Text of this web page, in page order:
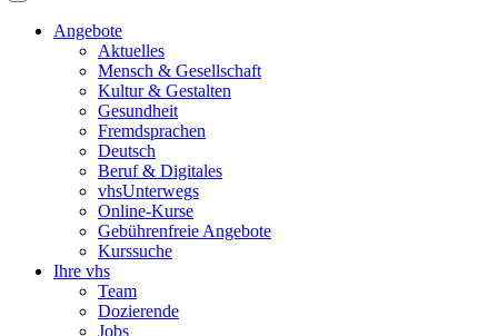
Angebote
Aktuelles
Mensch & Gesellschaft
Kultur & Gestalten
Gesundheit
Fremdsprachen
Deutsch
Beruf & Digitales
vhsUnterwegs
Online-Kurse
Gebührenfreie Angebote
Kurssuche
Ihre vhs
Team
Dozierende
Jobs